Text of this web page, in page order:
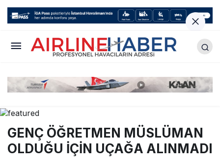
GENÇ ÖĞRETMEN MÜSLÜMAN
OLDUĞU İÇİN UÇAĞA ALINMADI